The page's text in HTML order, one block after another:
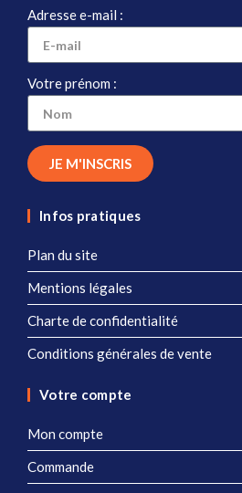
Adresse e-mail :
Votre prénom :
JE M'INSCRIS
Infos pratiques
Plan du site
Mentions légales
Charte de confidentialité
Conditions générales de vente
Votre compte
Mon compte
Commande